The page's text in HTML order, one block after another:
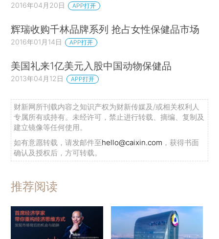
2016年04月20日 APP打开
辉瑞收购千林品牌系列 抢占女性保健品市场
2016年01月14日 APP打开
美国礼来1亿美元入股中国动物保健品
2013年04月12日 APP打开
财新网所刊载内容之知识产权为财新传媒及/或相关权利人
专属所有或持有。未经许可，禁止进行转载、摘编、复制及
建立镜像等任何使用。
如有意愿转载，请发邮件至hello@caixin.com ，获得书面
确认及授权后，方可转载。
推荐阅读